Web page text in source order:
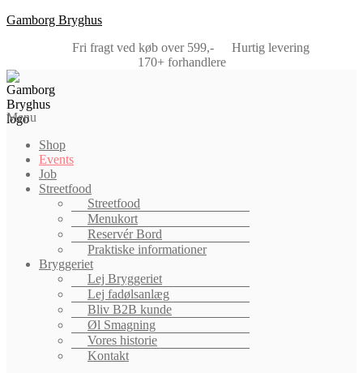
Gamborg Bryghus
Fri fragt ved køb over 599,-
Hurtig levering
170+ forhandlere
Menu
Shop
Events
Job
Streetfood
Streetfood
Menukort
Reservér Bord
Praktiske informationer
Bryggeriet
Lej Bryggeriet
Lej fadølsanlæg
Bliv B2B kunde
Øl Smagning
Vores historie
Kontakt